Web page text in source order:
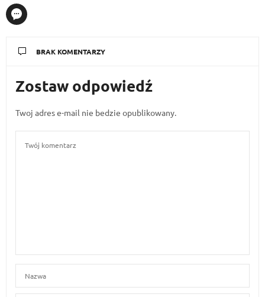
BRAK KOMENTARZY
Zostaw odpowiedź
Twoj adres e-mail nie bedzie opublikowany.